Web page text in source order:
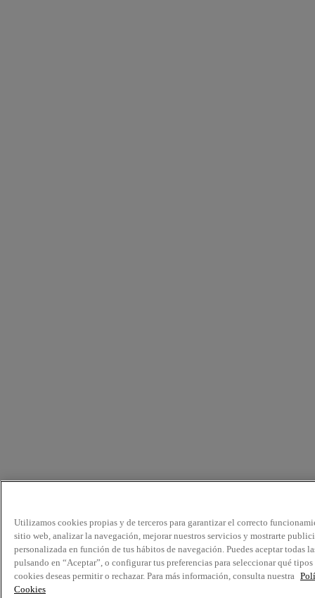
Utilizamos cookies propias y de terceros para garantizar el correcto
sitio web, analizar la navegación, mejorar nuestros servicios y mostrarte
personalizada en función de tus hábitos de navegación. Puedes aceptar todas
pulsando en “Aceptar”, o configurar tus preferencias para seleccionar qué tipos
cookies deseas permitir o rechazar. Para más información, consulta nuestra
Cookies